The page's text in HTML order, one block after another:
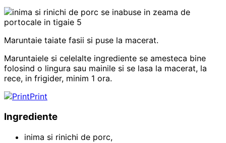
Maruntaie taiate fasii si puse la macerat.
Maruntaiele si celelalte ingrediente se amesteca bine
folosind o lingura sau mainile si se lasa la macerat, la
rece, in frigider, minim 1 ora.
Print
Ingrediente
inima si rinichi de porc,